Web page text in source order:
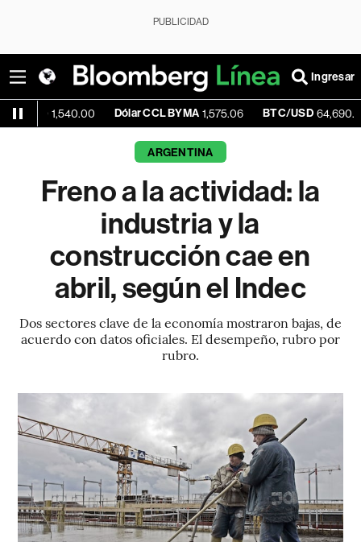
PUBLICIDAD
Ingresar
Dólar CCL BYMA 1,575.06 BTC/USD 64,690.20 -
ARGENTINA
Freno a la actividad: la
industria y la
construcción cae en
abril, según el Indec
Dos sectores clave de la economía mostraron bajas, de
acuerdo con datos oficiales. El desempeño, rubro por
rubro.